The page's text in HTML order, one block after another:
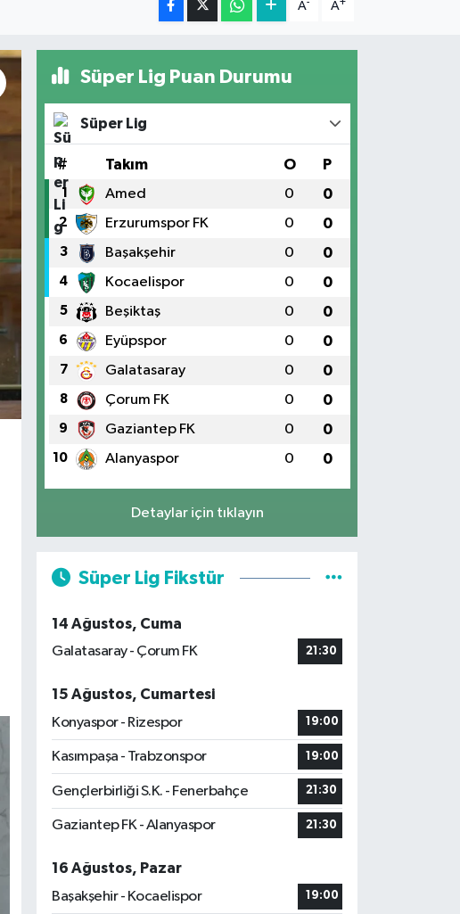
A- A+
Süper Lig Puan Durumu
Süper Lig
# Takım O P
1 Amed 0 0
2 Erzurumspor FK 0 0
3 Başakşehir 0 0
4 Kocaelispor 0 0
5 Beşiktaş 0 0
6 Eyüpspor 0 0
7 Galatasaray 0 0
8 Çorum FK 0 0
9 Gaziantep FK 0 0
10 Alanyaspor 0 0
Detaylar için tıklayın
Süper Lig Fikstür
14 Ağustos, Cuma
Galatasaray - Çorum FK
21:30
15 Ağustos, Cumartesi
Konyaspor - Rizespor
19:00
Kasımpaşa - Trabzonspor 19:00
Gençlerbirliği S.K. - Fenerbahçe 21:30
Gaziantep FK - Alanyaspor 21:30
16 Ağustos, Pazar
Başakşehir - Kocaelispor
19:00